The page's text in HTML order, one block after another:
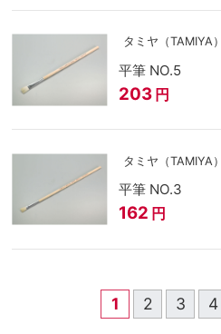
タミヤ（TAMIYA）
平筆 NO.5
203 円
タミヤ（TAMIYA）
平筆 NO.3
162 円
1 2 3 4